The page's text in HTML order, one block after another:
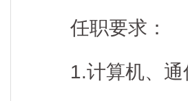
任职要求：
1.计算机、通